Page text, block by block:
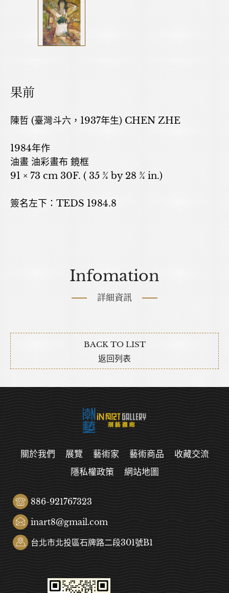
果前
陳哲 (臺灣斗六，1937年生) CHEN ZHE
1984年作
油畫 油彩畫布 鏡框
91 × 73 cm 30F. ( 35 ¾ by 28 ¾ in.)
簽名左下：TEDS 1984.8
Infomation
詳細資訊
BACK TO LIST
返回列表
關於我們 展覽 藝術家 藝術商品
收藏交流
隱私權政策
網站地圖
886-921767323
inart8@gmail.com
台北市北投區石牌路二段301號B1